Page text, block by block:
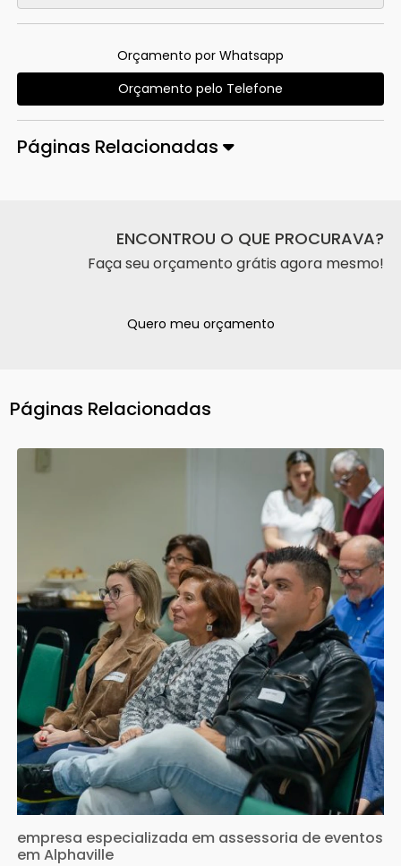
Orçamento por Whatsapp
Orçamento pelo Telefone
Páginas Relacionadas
ENCONTROU O QUE PROCURAVA?
Faça seu orçamento grátis agora mesmo!
Quero meu orçamento
Páginas Relacionadas
empresa especializada em assessoria de eventos
em Alphaville